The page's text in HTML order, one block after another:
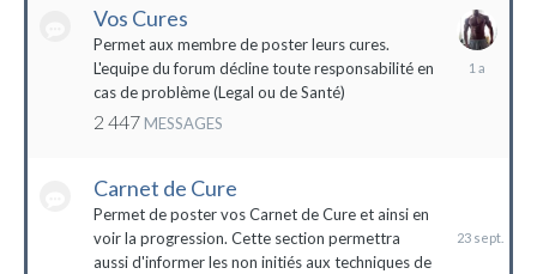
Vos Cures
Permet aux membre de poster leurs cures.
L'equipe du forum décline toute responsabilité en
cas de problème (Legal ou de Santé)
2 447 MESSAGES
28
Carnet de Cure
Permet de poster vos Carnet de Cure et ainsi en
voir la progression. Cette section permettra
aussi d'informer les non initiés aux techniques de
2023